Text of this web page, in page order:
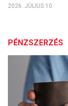
2026. JÚLIUS 10.
PÉNZSZERZÉS